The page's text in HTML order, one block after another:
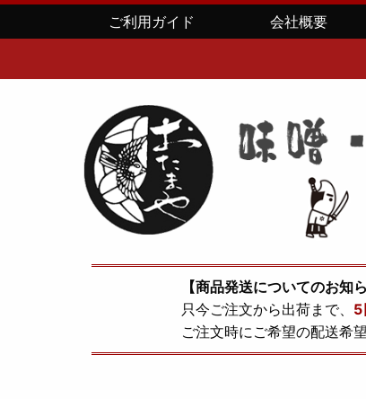
ご利用ガイド 会社概要
【商品発送についてのお知ら
只今ご注文から出荷まで、 5
ご注文時にご希望の配送希